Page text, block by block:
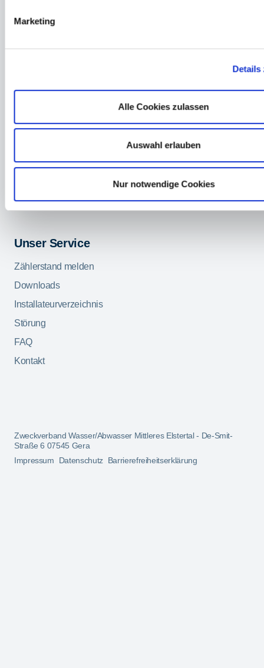
Marketing
Details
Alle Cookies zulassen
Auswahl erlauben
Nur notwendige Cookies
Satzung
Aktuelles
Unsere Themen
Abwasser
Unser Service
Zählerstand melden
Downloads
Installateurverzeichnis
Störung
FAQ
Kontakt
Zweckverband Wasser/Abwasser Mittleres Elstertal - De-Smit-
Straße 6 07545 Gera
Impressum
Datenschutz Barrierefreiheitserklärung